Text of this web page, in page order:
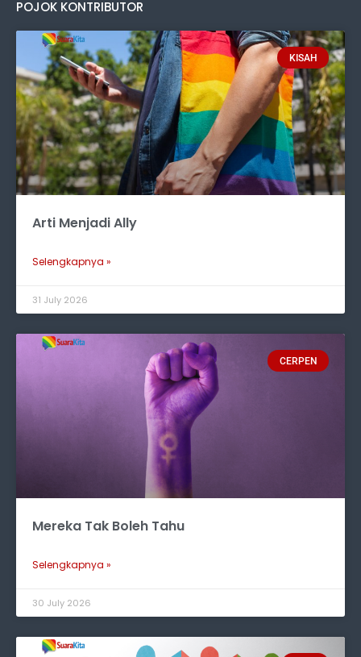
POJOK KONTRIBUTOR
KISAH
Arti Menjadi Ally
Selengkapnya »
31 July 2026
CERPEN
Mereka Tak Boleh Tahu
Selengkapnya »
30 July 2026